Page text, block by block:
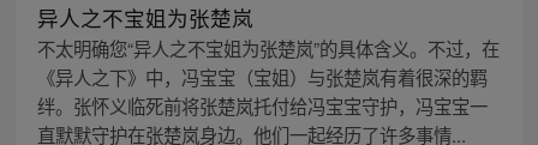
异人之不宝姐为张楚岚
不太明确您“异人之不宝姐为张楚岚”的具体含义。不过，在
《异人之下》中，冯宝宝（宝姐）与张楚岚有着很深的羁
绊。张怀义临死前将张楚岚托付给冯宝宝守护，冯宝宝一
直默默守护在张楚岚身边。他们一起经历了许多事情...